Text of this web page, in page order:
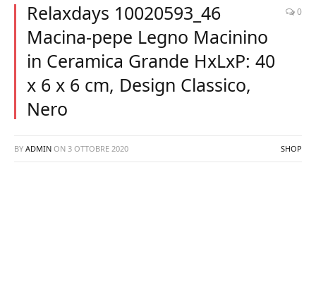
Relaxdays 10020593_46
Macina-pepe Legno Macinino
in Ceramica Grande HxLxP: 40
x 6 x 6 cm, Design Classico,
Nero
0
BY ADMIN ON 3 OTTOBRE 2020 SHOP